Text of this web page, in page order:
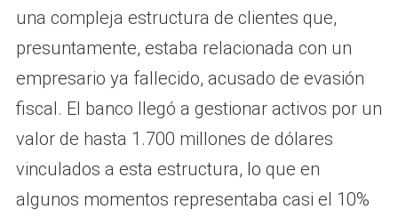
una compleja estructura de clientes que,
presuntamente, estaba relacionada con un
empresario ya fallecido, acusado de evasión
fiscal. El banco llegó a gestionar activos por un
valor de hasta 1.700 millones de dólares
vinculados a esta estructura, lo que en
algunos momentos representaba casi el 10%